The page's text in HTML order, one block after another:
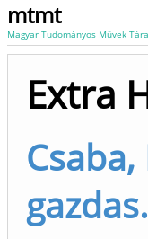
mtmt
Magyar Tudományos Művek Tára
Extra